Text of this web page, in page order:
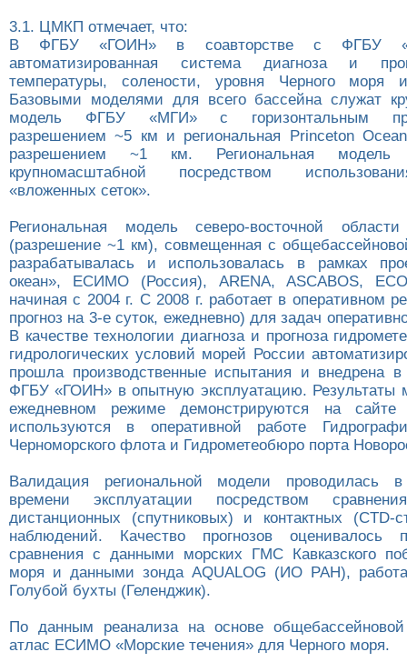
3.1. ЦМКП отмечает, что:
В ФГБУ «ГОИН» в соавторстве с ФГБУ
автоматизированная система диагноза и
температуры, солености, уровня Черного моря
Базовыми моделями для всего бассейна служат
модель ФГБУ «МГИ» с горизонтальным
разрешением ~5 км и региональная Princeton
разрешением ~1 км. Региональная
крупномасштабной посредством
«вложенных сеток».
Региональная модель северо-восточной
(разрешение ~1 км), совмещенная с
разрабатывалась и использовалась в рамках
океан», ЕСИМО (Россия), ARENA, ASCABOS,
начиная с 2004 г. С 2008 г. работает в оперативном
прогноз на 3-е суток, ежедневно) для задач
В качестве технологии диагноза и прогноза
гидрологических условий морей России
прошла производственные испытания и внедрена
ФГБУ «ГОИН» в опытную эксплуатацию. Результаты
ежедневном режиме демонстрируются на
используются в оперативной работе
Черноморского флота и Гидрометеобюро порта
Валидация региональной модели проводилась
времени эксплуатации посредством
дистанционных (спутниковых) и контактных
наблюдений. Качество прогнозов оценивалось
сравнения с данными морских ГМС Кавказского
моря и данными зонда AQUALOG (ИО РАН),
Голубой бухты (Геленджик).
По данным реанализа на основе
атлас ЕСИМО «Морские течения» для Черного моря.